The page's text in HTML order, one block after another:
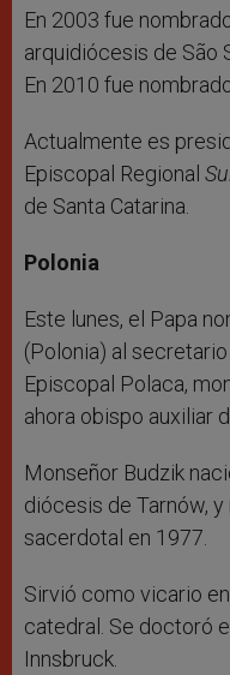
En 2003 fue
arquidiócesis de São
En 2010 fue
Actualmente es
Episcopal Regional
de Santa Catarina.
Polonia
Este lunes, el Papa
(Polonia) al
Episcopal Polaca,
ahora obispo auxiliar
Monseñor Budzik
diócesis de Tarnów,
sacerdotal en 1977.
Sirvió como vicario
catedral. Se doctoró
Innsbruck.